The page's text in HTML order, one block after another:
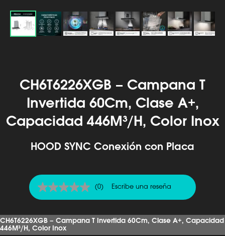
CH6T6226XGB – Campana T
Invertida 60Cm, Clase A+,
Capacidad 446M³/H, Color Inox
HOOD SYNC Conexión con Placa
Sin
puntuación
en
la
misma
(0) Escribe una reseña
CH6T6226XGB – Campana T Invertida 60Cm, Clase A+, Capacidad
446M³/H, Color Inox